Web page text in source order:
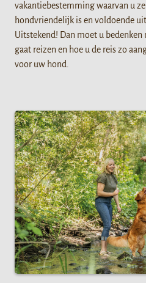
vakantiebestemming waarvan u
hondvriendelijk is en voldoende
Uitstekend! Dan moet u
gaat reizen en hoe u de reis zo
voor uw hond.